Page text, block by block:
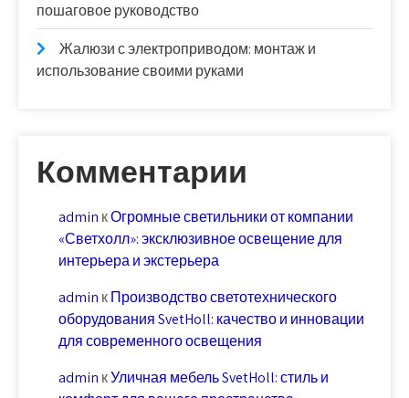
пошаговое руководство
Жалюзи с электроприводом: монтаж и
использование своими руками
Комментарии
admin кОгромные светильники от компании
«Светхолл»: эксклюзивное освещение для
интерьера и экстерьера
admin кПроизводство светотехнического
оборудования SvetHoll: качество и инновации
для современного освещения
admin кУличная мебель SvetHoll: стиль и